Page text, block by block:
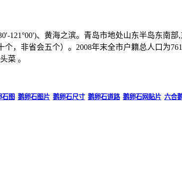
121°00')、黄海之滨。青岛市地处山东半岛东南
，非省会五个）。2008年末全市户籍总人口为
菜 。
石图 鹅卵石图片 鹅卵石尺寸 鹅卵石道路 鹅卵石网贴片 六合